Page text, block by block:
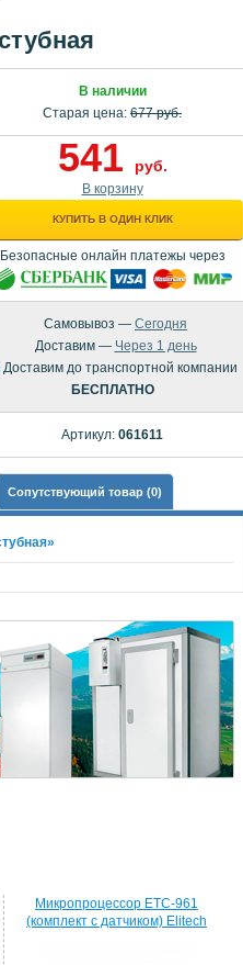
В наличии
Старая цена: 677 руб.
541 руб.
В корзину
КУПИТЬ В ОДИН КЛИК
Безопасные онлайн платежы через
Самовывоз — Сегодня
Доставим — Через 1 день
Доставим до транспортной компании
БЕСПЛАТНО
Артикул: 061611
Сопутствующий товар (0)
Микропроцессор ETC-961
(комплект c датчиком) Elitech